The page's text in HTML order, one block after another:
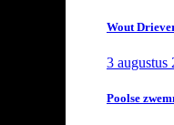
Wout
3 augustus
Poolse